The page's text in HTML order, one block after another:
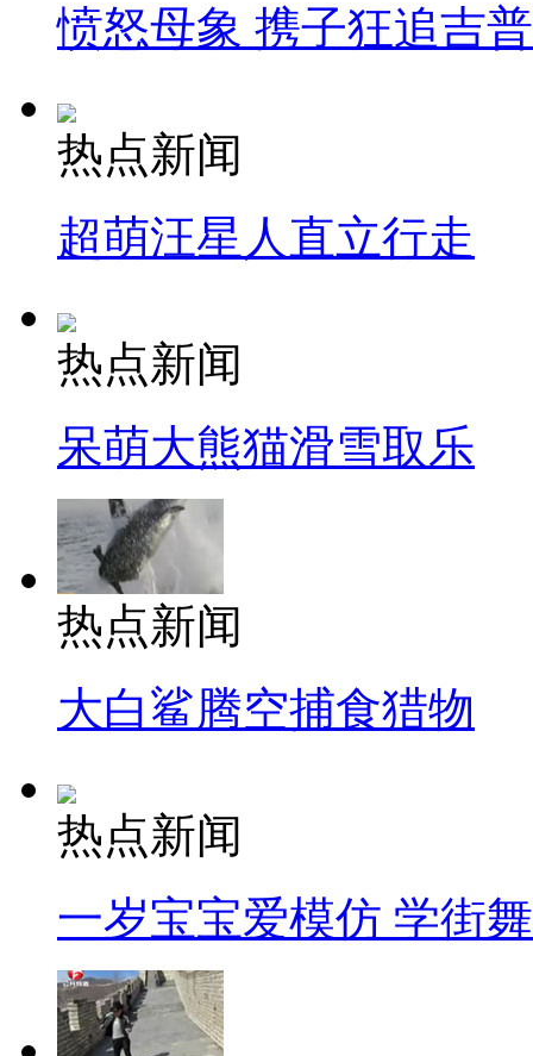
愤怒母象 携子狂追吉
热点新闻
超萌汪星人直立行走
热点新闻
呆萌大熊猫滑雪取乐
热点新闻
大白鲨腾空捕食猎物
热点新闻
一岁宝宝爱模仿 学街